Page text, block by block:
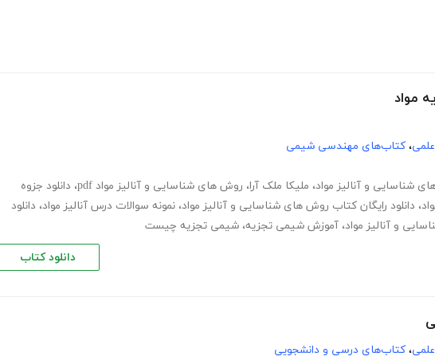
مواد
، کتاب‌های مهندسی شیمی
شناسایی و آنالیز مواد، ملیکا ملک آرا، روش های شناسایی و آنالیز مواد pdf ، دانلود جزوه
، دانلود رایگان کتاب روش های شناسایی و آنالیز مواد، نمونه سوالات درس آنالیز مواد، دانلود
و آنالیز مواد، آموزش شیمی تجزیه، شیمی تجزیه چیست
دانلود کتاب
، کتاب‌های درسی و دانشجویی